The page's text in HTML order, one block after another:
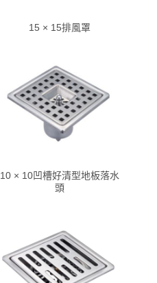
15 × 15排風罩
10 × 10凹槽好清型地板落水
頭